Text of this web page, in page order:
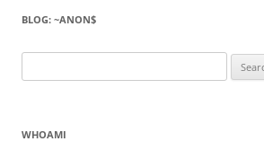
BLOG: ~ANON$
for:
WHOAMI